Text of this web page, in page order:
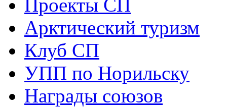
Проекты СП
Арктический туризм
Клуб СП
УПП по Норильску
Награды союзов